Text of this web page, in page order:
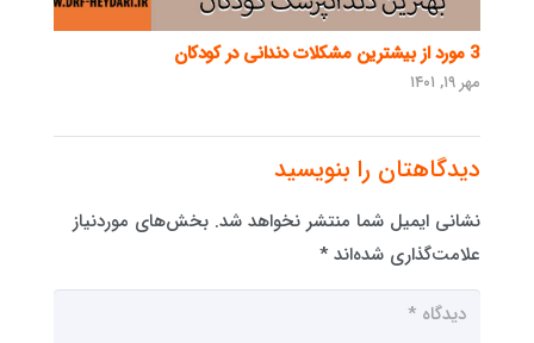
3 مورد از بیشترین مشکلات دندانی در کودکان
مهر ۱۹, ۱۴۰۱
دیدگاهتان را بنویسید
نشانی ایمیل شما منتشر نخواهد شد. بخش‌های موردنیاز
علامت‌گذاری شده‌اند *